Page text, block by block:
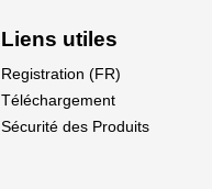
Liens utiles
Registration (FR)
Téléchargement
Sécurité des Produits